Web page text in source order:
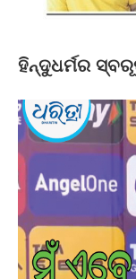
ହିନ୍ଦୁଧର୍ମର